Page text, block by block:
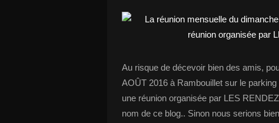
Au risque de décevoir bien des amis,
AOÛT 2016 à Rambouillet sur le parking
une réunion organisée par LES
nom de ce blog.. Sinon nous serions